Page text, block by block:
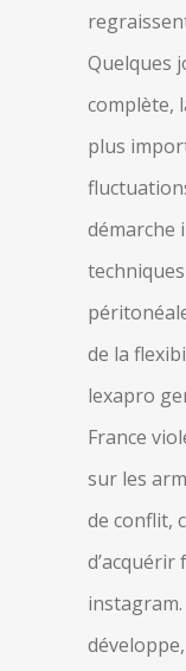
Quelques
complète,
plus
démarche
de la
lexapro
France
sur les
de conflit,
d’acquérir